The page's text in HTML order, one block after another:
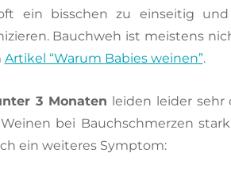
ein bisschen zu einseitig
Bauchweh ist meistens
Artikel “Warum Babies weinen”.
3 Monaten leiden leider
bei Bauchschmerzen
ein weiteres Symptom: